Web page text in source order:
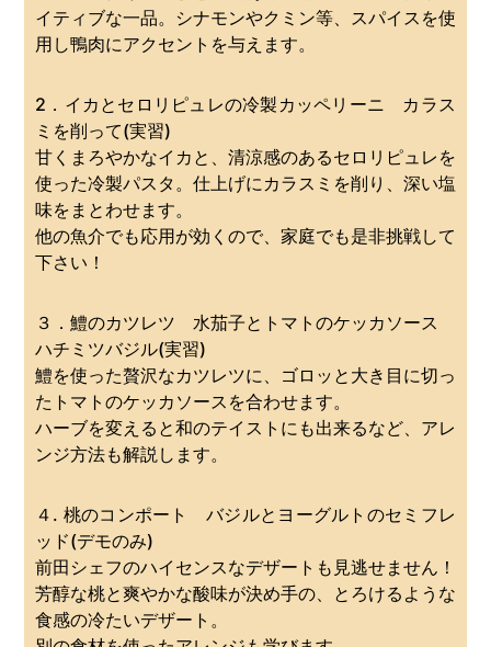
イティブな一品。シナモンやクミン等、スパイスを使
用し鴨肉にアクセントを与えます。
2．イカとセロリピュレの冷製カッペリーニ カラス
ミを削って(実習)
甘くまろやかなイカと、清涼感のあるセロリピュレを
使った冷製パスタ。仕上げにカラスミを削り、深い塩
味をまとわせます。
他の魚介でも応用が効くので、家庭でも是非挑戦して
下さい！
３．鱧のカツレツ 水茄子とトマトのケッカソース
ハチミツバジル(実習)
鱧を使った贅沢なカツレツに、ゴロッと大き目に切っ
たトマトのケッカソースを合わせます。
ハーブを変えると和のテイストにも出来るなど、アレ
ンジ方法も解説します。
４. 桃のコンポート バジルとヨーグルトのセミフレ
ッド(デモのみ)
前田シェフのハイセンスなデザートも見逃せません！
芳醇な桃と爽やかな酸味が決め手の、とろけるような
食感の冷たいデザート。